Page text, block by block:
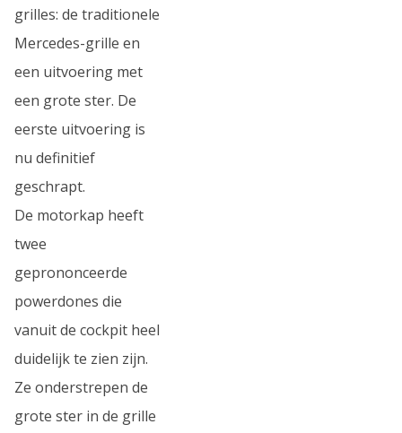
grilles: de traditionele
Mercedes-grille en
een uitvoering met
een grote ster. De
eerste uitvoering is
nu definitief
geschrapt.
De motorkap heeft
twee
geprononceerde
powerdones die
vanuit de cockpit heel
duidelijk te zien zijn.
Ze onderstrepen de
grote ster in de grille